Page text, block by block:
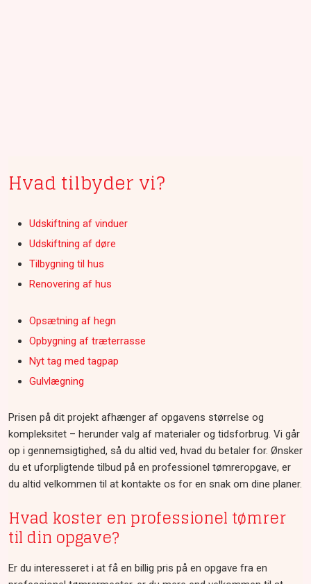
Hvad tilbyder vi?
Udskiftning af vinduer
Udskiftning af døre
Tilbygning til hus​
Renovering af hus
Opsætning af hegn
Opbygning af træterrasse
Nyt tag med tagpap
Gulvlægning
Prisen på dit projekt afhænger af opgavens størrelse og
kompleksitet – herunder valg af materialer og tidsforbrug. Vi går
op i gennemsigtighed, så du altid ved, hvad du betaler for. Ønsker
du et uforpligtende tilbud på en professionel tømreropgave, er
du altid velkommen til at kontakte os for en snak om dine planer.​
Hvad koster en professionel tømrer
til din opgave?
​Er du interesseret i at få en billig pris på en opgave fra en